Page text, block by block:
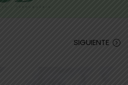
SIGUIENTE